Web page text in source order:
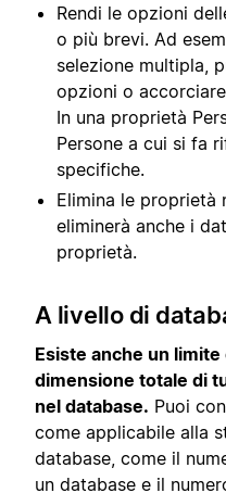
Rendi le opzioni
o più brevi. Ad
selezione multipla,
opzioni o
In una proprietà
Persone a cui si fa
specifiche.
Elimina le proprietà
eliminerà anche i
proprietà.
A livello di
Esiste anche un limite
dimensione totale di
nel database. Puoi
come applicabile alla
database, come il
un database e il